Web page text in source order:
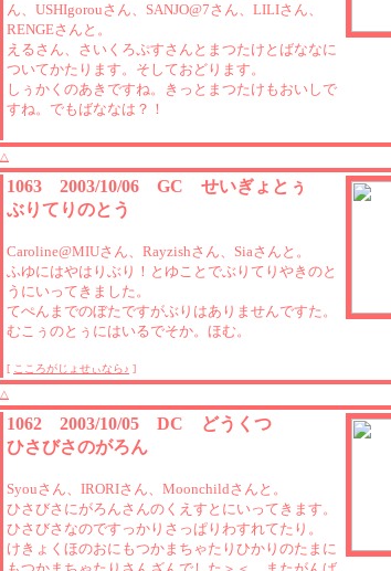
ん、USHIgorouさん、SANJO@7さん、LILIさん、
RENGEさんと。
えるさん、さいくろぷすさんとまつたけとばななに
ついてかたります。そしておどります。
しぅかくのあきですね。きっとまつたけもおいしで
すね。でもばななは？！
△
1063 2003/10/06 GC せいぎょとぅ
ぶりてりのとう
Caroline@MIUさん、Rayzishさん、Siaさんと。
ふゆにはやはりぶり！とゆことでぶりてりやきのと
うにいってきました。
てぺんまでのぼたですがぶりはありませんですた。
むこぅのとぅにはいるでそか。ほむ。
[ こころがじょせぃなら♪ ]
△
1062 2003/10/05 DC どうくつ
ひさびさのがろん
Syouさん、IRORIさん、Moonchildさんと。
ひさびさにがろんさんのくえすとにいってきます。
ひさびさなのですっかりさっぱりわすれてたり。
けきょくほのおにもつかまちゃたりひかりのたまに